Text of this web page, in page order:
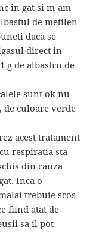
in gat si m-am
de metilen
daca se
direct in
g de albastru de
sunt ok nu
culoare verde
acest tratament
respiratia sta
din cauza
Inca o
trebuie scos
fiind atat de
sa il pot